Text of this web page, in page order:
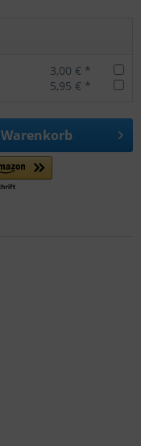
3,00 € *
5,95 € *
Warenkorb